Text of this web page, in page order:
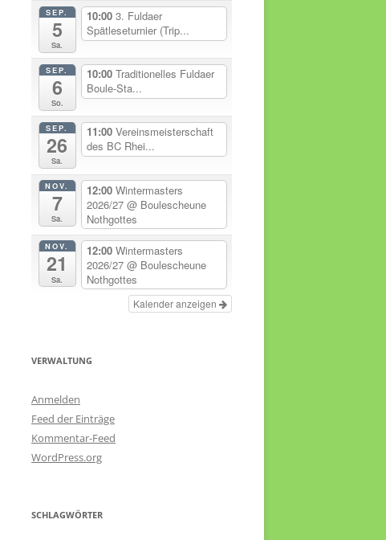
SEP.
5
Sa.
10:00 3. Fuldaer
Spätleseturnier (Trip...
SEP.
6
So.
10:00 Traditionelles Fuldaer
Boule-Sta...
SEP.
26
Sa.
11:00 Vereinsmeisterschaft
des BC Rhei...
NOV.
7
Sa.
12:00 Wintermasters
2026/27 @ Boulescheune
Nothgottes
NOV.
21
Sa.
12:00 Wintermasters
2026/27 @ Boulescheune
Nothgottes
Kalender anzeigen
VERWALTUNG
Anmelden
Feed der Einträge
Kommentar-Feed
WordPress.org
SCHLAGWÖRTER